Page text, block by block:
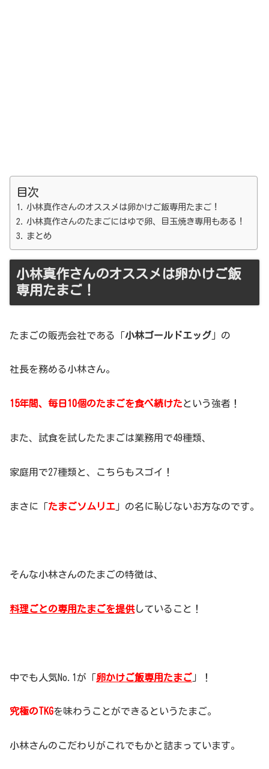
目次
小林真作さんのオススメは卵かけご飯専用たまご！
小林真作さんのたまごにはゆで卵、目玉焼き専用もある！
まとめ
小林真作さんのオススメは卵かけご飯
専用たまご！
たまごの販売会社である「小林ゴールドエッグ 」の
社長を務める小林さん。
15年間、毎日10個のたまごを食べ続けたという強者！
また、試食を試したたまごは業務用で49種類、
家庭用で27種類と、こちらもスゴイ！
まさに「たまごソムリエ 」の名に恥じないお方なのです。
そんな小林さんのたまごの特徴は、
料理ごとの専用たまごを提供していること！
中でも人気No.1が「卵かけご飯専用たまご 」！
究極のTKGを味わうことができるというたまご。
小林さんのこだわりがこれでもかと詰まっています。